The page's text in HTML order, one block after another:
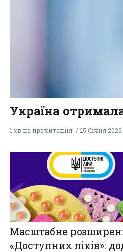
Україна
1 хв на прочитання 25 Січня 2026
Масштабне
«Доступних ліків»: